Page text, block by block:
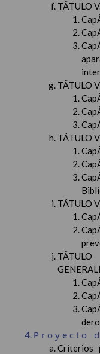
TÃTULO
TÃTULO
TÃTULO
TÃTULO
Proyecto
Criterios